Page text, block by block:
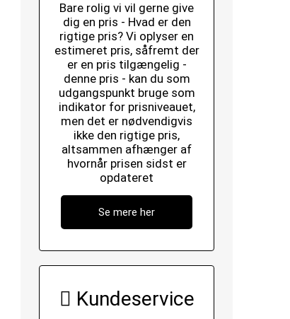
Bare rolig vi vil gerne give
dig en pris - Hvad er den
rigtige pris? Vi oplyser en
estimeret pris, såfremt der
er en pris tilgængelig -
denne pris - kan du som
udgangspunkt bruge som
indikator for prisniveauet,
men det er nødvendigvis
ikke den rigtige pris,
altsammen afhænger af
hvornår prisen sidst er
opdateret
Se mere her
Kundeservice